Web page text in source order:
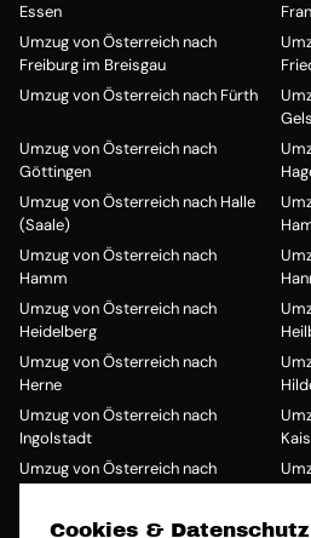
Essen
Umzug von Österreich nach
Freiburg im Breisgau
Umzug von Österreich nach Fürth
Umzug von Österreich nach
Göttingen
Umzug von Österreich nach Halle
(Saale)
Umzug von Österreich nach
Hamm
Umzug von Österreich nach
Heidelberg
Umzug von Österreich nach
Herne
Umzug von Österreich nach
Ingolstadt
Umzug von Österreich nach
Umzug von Österreich nach Kiel
Cookies & Datenschutz